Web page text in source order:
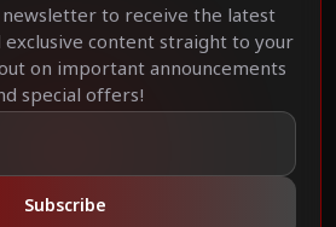
to receive the latest
exclusive content straight to your
on important announcements
special offers!
Subscribe